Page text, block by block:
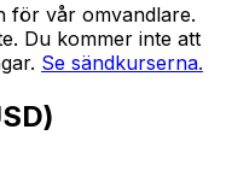
för vår omvandlare.
Du kommer inte att
Se sändkurserna.